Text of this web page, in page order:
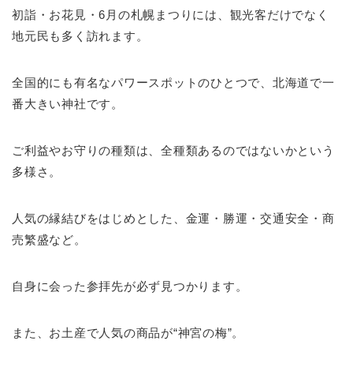
初詣・お花見・6月の札幌まつりには、観光客だけでなく
地元民も多く訪れます。
全国的にも有名なパワースポットのひとつで、北海道で一
番大きい神社です。
ご利益やお守りの種類は、全種類あるのではないかという
多様さ。
人気の縁結びをはじめとした、金運・勝運・交通安全・商
売繁盛など。
自身に会った参拝先が必ず見つかります。
また、お土産で人気の商品が“神宮の梅”。